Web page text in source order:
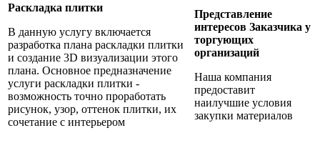
Раскладка плитки
В данную услугу включается
разработка плана раскладки плитки
и создание 3D визуализации этого
плана. Основное предназначение
услуги раскладки плитки -
возможность точно проработать
рисунок, узор, оттенок плитки, их
сочетание с интерьером
Представление
интересов Заказчика у
торгующих
организаций
Наша компания
предоставит
наилучшие условия
закупки материалов